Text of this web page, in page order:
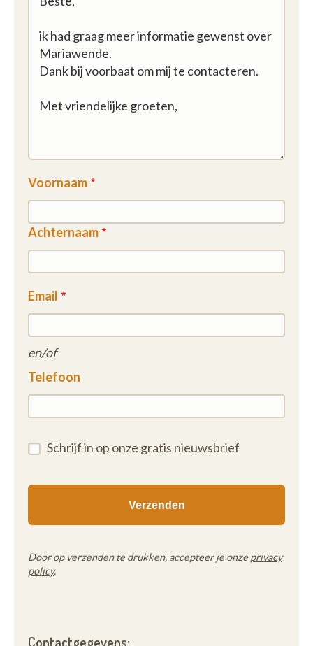
Voornaam
Achternaam
Email
en/of
Telefoon
Schrijf in op onze gratis nieuwsbrief
Door op verzenden te drukken, accepteer je onze privacy
policy.
Contactgegevens: